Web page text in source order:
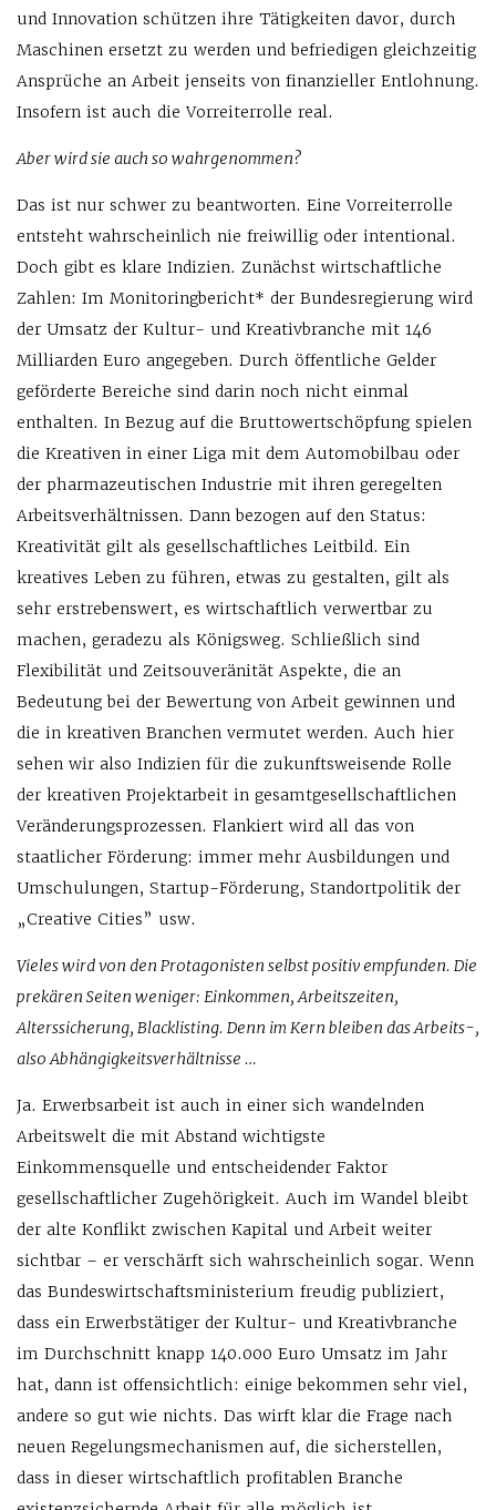
und Innovation schützen ihre Tätigkeiten davor, durch
Maschinen ersetzt zu werden und befriedigen gleichzeitig
Ansprüche an Arbeit jenseits von finanzieller Entlohnung.
Insofern ist auch die Vorreiterrolle real.
Aber wird sie auch so wahrgenommen?
Das ist nur schwer zu beantworten. Eine Vorreiterrolle
entsteht wahrscheinlich nie freiwillig oder intentional.
Doch gibt es klare Indizien. Zunächst wirtschaftliche
Zahlen: Im Monitoringbericht* der Bundesregierung wird
der Umsatz der Kultur- und Kreativbranche mit 146
Milliarden Euro angegeben. Durch öffentliche Gelder
geförderte Bereiche sind darin noch nicht einmal
enthalten. In Bezug auf die Bruttowertschöpfung spielen
die Kreativen in einer Liga mit dem Auto­mobilbau oder
der pharmazeutischen Indu­strie mit ihren geregelten
Arbeitsverhältnissen. Dann bezogen auf den Status:
Kreativität gilt als gesellschaftliches Leitbild. Ein
kreatives Leben zu führen, etwas zu gestalten, gilt als
sehr erstrebenswert, es wirtschaftlich verwertbar zu
machen, geradezu als Königsweg. Schließlich sind
Flexibilität und Zeitsouveränität Aspekte, die an
Bedeutung bei der Bewertung von Arbeit gewinnen und
die in kreativen Branchen vermutet werden. Auch hier
sehen wir also Indizien für die zukunftsweisende Rolle
der kreativen Projektarbeit in gesamtgesellschaftlichen
Veränderungsprozessen. Flankiert wird all das von
staatlicher Förderung: immer mehr Ausbildungen und
Umschulungen, Startup-Förderung, Standortpolitik der
„Creative Cities” usw.
Vieles wird von den Protagonisten selbst positiv empfunden. Die
prekären Seiten weniger: Einkommen, Arbeitszeiten,
Alterssicherung, Blacklisting. Denn im Kern bleiben das Arbeits-,
also Abhängigkeitsverhältnisse …
Ja. Erwerbsarbeit ist auch in einer sich wandelnden
Arbeitswelt die mit Abstand wichtigste
Einkommensquelle und entscheidender Faktor
gesellschaftlicher Zugehörigkeit. Auch im Wandel bleibt
der alte Konflikt zwischen Kapital und Arbeit weiter
sichtbar – er verschärft sich wahrscheinlich sogar. Wenn
das Bundeswirtschaftsministerium freudig publiziert,
dass ein Erwerbstätiger der Kultur- und Kreativbranche
im Durchschnitt knapp 140.000 Euro Umsatz im Jahr
hat, dann ist offensichtlich: einige bekommen sehr viel,
andere so gut wie nichts. Das wirft klar die Frage nach
neuen Regelungsmechanismen auf, die sicherstellen,
dass in dieser wirtschaftlich profitablen Branche